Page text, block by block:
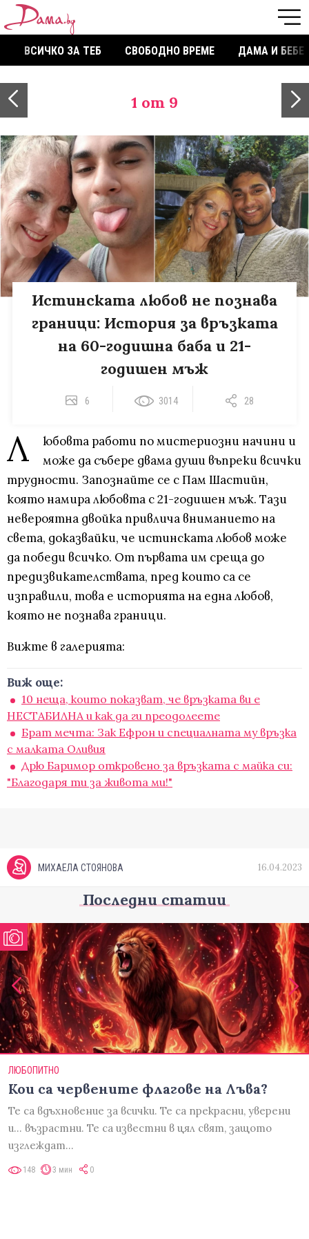
ВСИЧКО ЗА ТЕБ СВОБОДНО ВРЕМЕ ДАМА И БЕБЕ
1 от 9
Истинската любов не познава
граници: История за връзката
на 60-годишна баба и 21-
годишен мъж
6 3014 28
Л
юбовта работи по мистериозни начини и
може да събере двама души въпреки всички
трудности. Запознайте се с Пам Шастийн,
която намира любовта с 21-годишен мъж. Тази
невероятна двойка привлича вниманието на
света, доказвайки, че истинската любов може
да победи всичко. От първата им среща до
предизвикателствата, пред които са се
изправили, това е историята на една любов,
която не познава граници.
Вижте в галерията:
Виж още:
10 неща, които показват, че връзката ви е
НЕСТАБИЛНА и как да ги преодолеете
Брат мечта: Зак Ефрон и специалната му връзка
с малката Оливия
Дрю Баримор откровено за връзката с майка си:
"Благодаря ти за живота ми!"
МИХАЕЛА СТОЯНОВА 16.04.2023
Последни статии
ЛЮБОПИТНО
Кои са червените флагове на Лъва?
Те са вдъхновение за всички. Те са прекрасни, уверени
и... възрастни. Те са известни в цял свят, защото
изглеждат…
148 3 мин 0